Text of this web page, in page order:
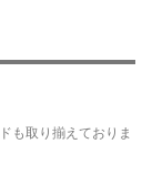
も取り揃えておりま